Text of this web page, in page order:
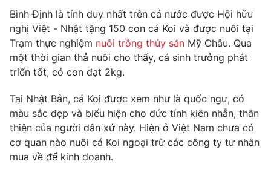
Thế giới đó đây
Câu chuyện quốc tế
Tài chính
Thị trường
Góc doanh nghiệp
Dữ liệu và đời sống
Truyền hình
Phim VTV
Hậu trường
Nhân vật
Giải trí
Điện ảnh
Âm nhạc
Đời sống
Du lịch
Bình Định là tỉnh duy nhất trên cả nước được Hội hữu
nghị Việt - Nhật tặng 150 con cá Koi và được nuôi tại
Trạm thực nghiệm nuôi trồng thủy sản Mỹ Châu. Qua
một thời gian thả nuôi cho thấy, cá sinh trưởng phát
triển tốt, có con đạt 2kg.
Tại Nhật Bản, cá Koi được xem như là quốc ngư, có
màu sắc đẹp và biểu hiện cho đức tính kiên nhẫn, thân
thiện của người dân xứ này. Hiện ở Việt Nam chưa có
cơ quan nào nuôi cá Koi ngoại trừ các công ty tư nhân
mua về để kinh doanh.